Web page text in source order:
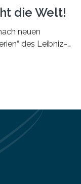
die Welt!
neuen
des Leibniz-
sind weltweit auf
Bereich
Abteilung
von Prof. Dr.
Deutsche